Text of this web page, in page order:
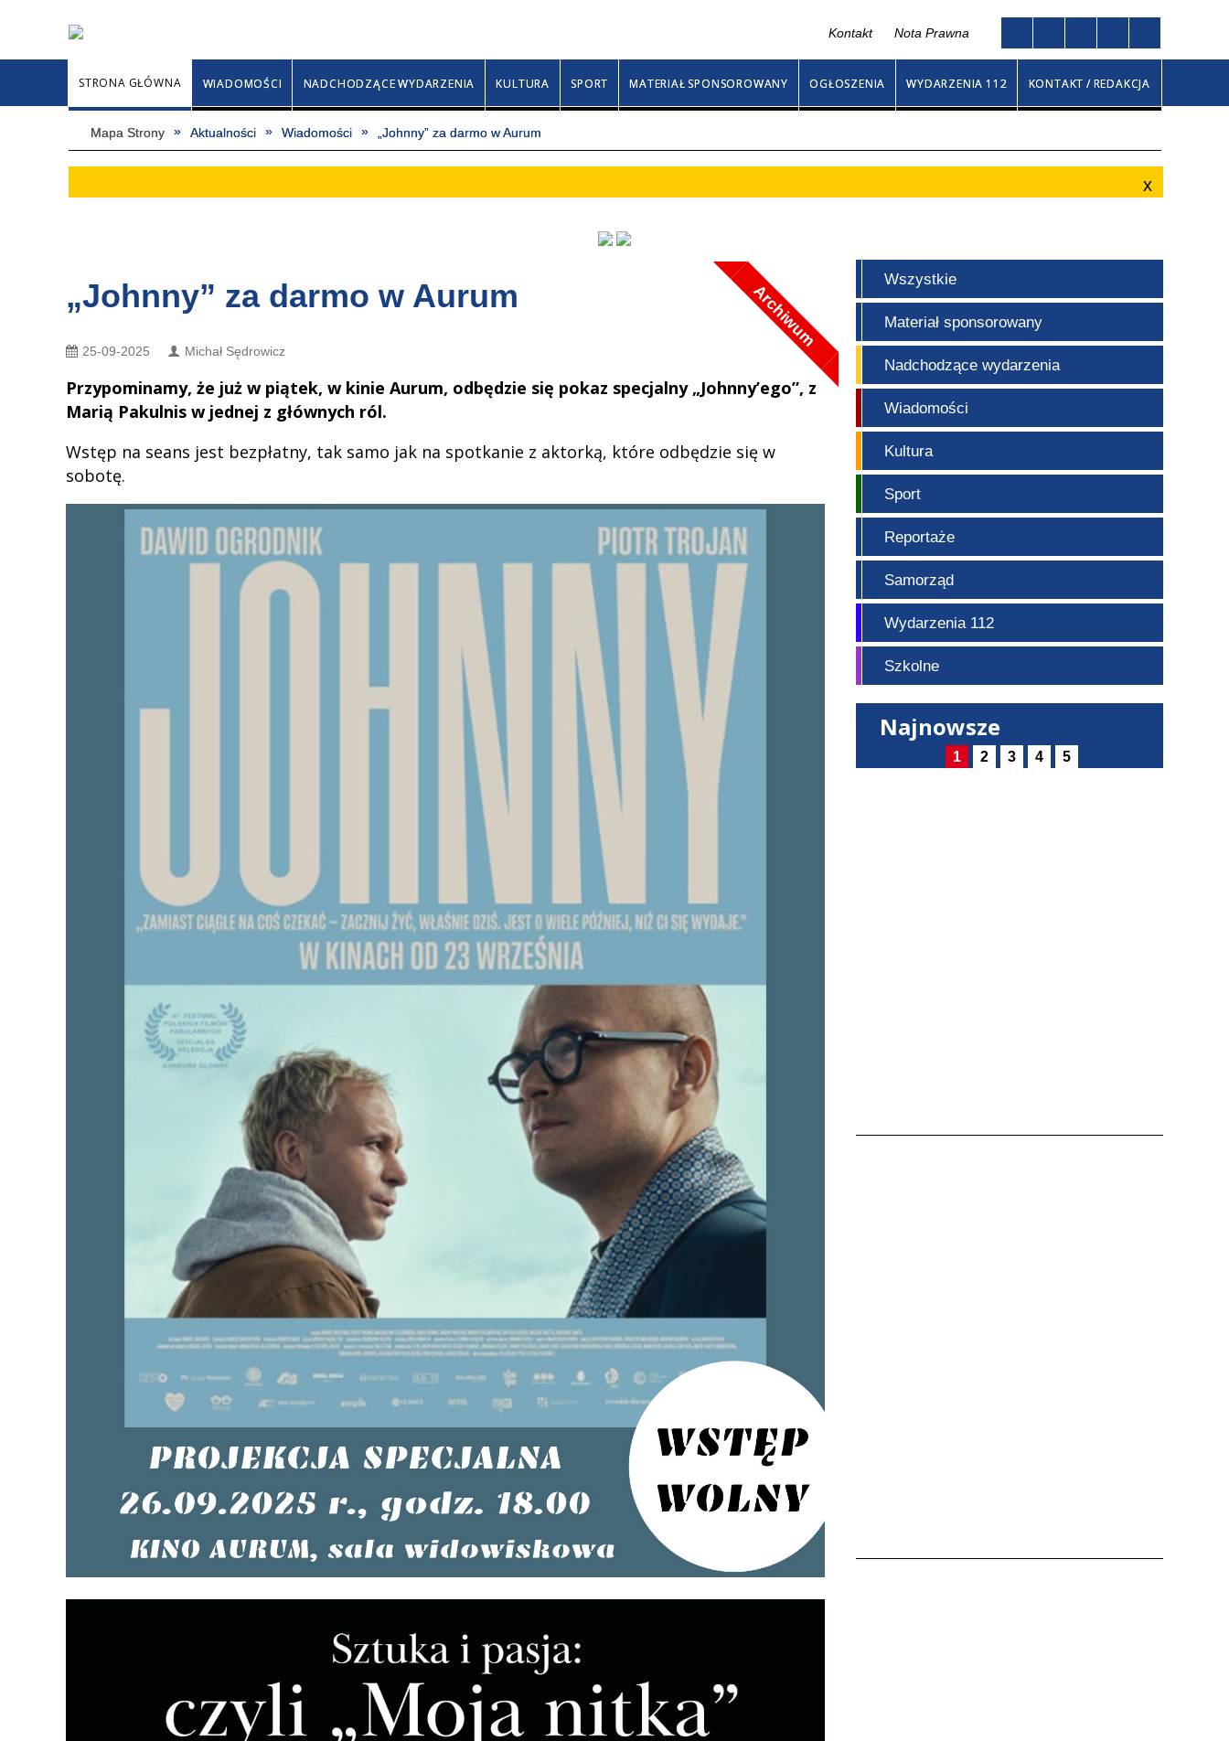
Kontakt Nota Prawna
Sobota, 8 sierpnia 2026 Izy, Rajmunda, Seweryna
STRONA GŁÓWNA WIADOMOŚCI NADCHODZĄCE WYDARZENIA KULTURA SPORT MATERIAŁ SPONSOROWANY OGŁOSZENIA WYDARZENIA 112 KONTAKT / REDAKCJA
Mapa Strony Aktualności Wiadomości „Johnny” za darmo w Aurum
„Johnny” za darmo w Aurum Archiwum
25-09-2025 Michał Sędrowicz
Przypominamy, że już w piątek, w kinie Aurum, odbędzie się pokaz specjalny „Johnny’ego”, z
Marią Pakulnis w jednej z głównych ról.
Wstęp na seans jest bezpłatny, tak samo jak na spotkanie z aktorką, które odbędzie się w
sobotę.
Wszystkie
Materiał sponsorowany
Nadchodzące wydarzenia
Wiadomości
Kultura
Sport
Reportaże
Samorząd
Wydarzenia 112
Szkolne
Najnowsze
1 2 3 4 5